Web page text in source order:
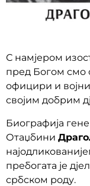
С намјером
пред Богом смо
официри и
својим добрим
Биографија
Отаџбини
пребогата је
србском роду.